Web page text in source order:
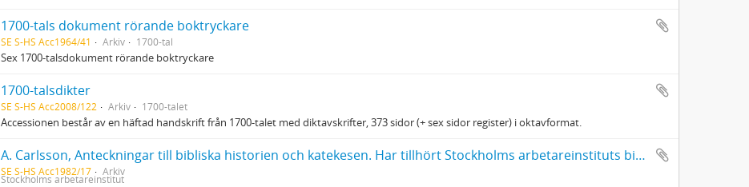
1700-tals dokument rörande boktryckare
SE S-HS Acc1964/41 Arkiv 1700-tal
Sex 1700-talsdokument rörande boktryckare
1700-talsdikter
SE S-HS Acc2008/122 Arkiv 1700-talet
Accessionen består av en häftad handskrift från 1700-talet med diktavskrifter, 373 sidor (+ sex sidor register) i oktavformat.
A. Carlsson, Anteckningar till bibliska historien och katekesen. Har tillhört Stockholms arbetareinstituts bibliotek
SE S-HS Acc1982/17 Arkiv
Stockholms arbetareinstitut